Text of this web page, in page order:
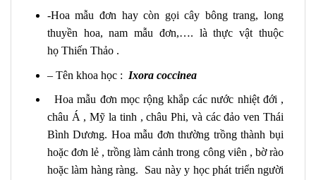
-Hoa mẫu đơn hay còn gọi cây bông trang, long
thuyền hoa, nam mẫu đơn,…. là thực vật thuộc
họ Thiến Thảo .
– Tên khoa học : Ixora coccinea
Hoa mẫu đơn mọc rộng khắp các nước nhiệt đới ,
châu Á , Mỹ la tinh , châu Phi, và các đảo ven Thái
Bình Dương. Hoa mẫu đơn thường trồng thành bụi
hoặc đơn lẻ , trồng làm cảnh trong công viên , bờ rào
hoặc làm hàng ràng. Sau này y học phát triển người